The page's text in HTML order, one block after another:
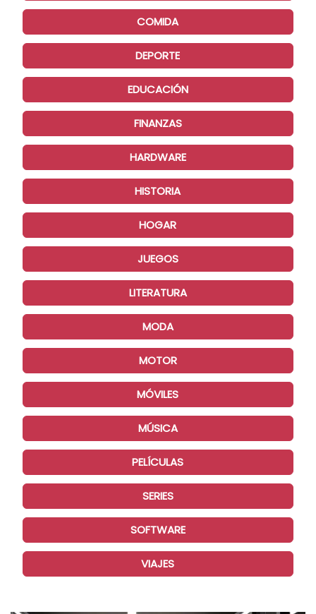
COMIDA
DEPORTE
EDUCACIÓN
FINANZAS
HARDWARE
HISTORIA
HOGAR
JUEGOS
LITERATURA
MODA
MOTOR
MÓVILES
MÚSICA
PELÍCULAS
SERIES
SOFTWARE
VIAJES